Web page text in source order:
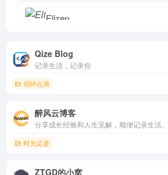
Elizen
安静的石头
Qize Blog
记录生活，记录你
琐碎点滴
醉风云博客
分享成长经验和人生见解，顺便记录生活。
时光足迹
ZTGD的小窝